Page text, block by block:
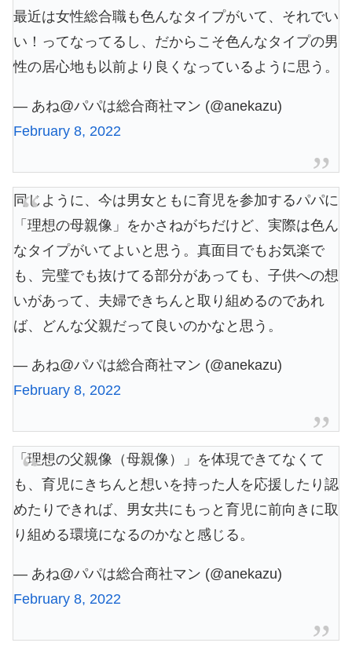
最近は女性総合職も色んなタイプがいて、それでい
い！ってなってるし、だからこそ色んなタイプの男
性の居心地も以前より良くなっているように思う。
— あね@パパは総合商社マン (@anekazu)
February 8, 2022
同じように、今は男女ともに育児を参加するパパに
「理想の母親像」をかさねがちだけど、実際は色ん
なタイプがいてよいと思う。真面目でもお気楽で
も、完璧でも抜けてる部分があっても、子供への想
いがあって、夫婦できちんと取り組めるのであれ
ば、どんな父親だって良いのかなと思う。
— あね@パパは総合商社マン (@anekazu)
February 8, 2022
「理想の父親像（母親像）」を体現できてなくて
も、育児にきちんと想いを持った人を応援したり認
めたりできれば、男女共にもっと育児に前向きに取
り組める環境になるのかなと感じる。
— あね@パパは総合商社マン (@anekazu)
February 8, 2022